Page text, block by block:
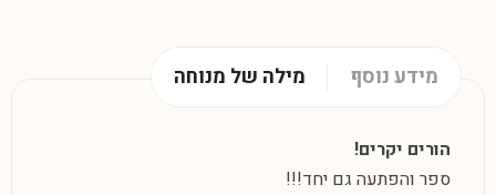
מילה של מנוחה מידע נוסף
הורים יקרים!
ספר והפתעה גם יחד!!!